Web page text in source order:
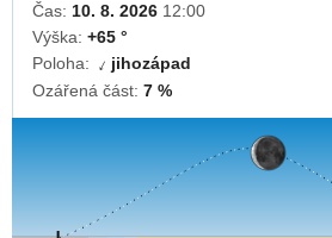
Čas: 10. 8. 2026 12:00
Výška: +65 °
Poloha: ↓ jihozápad
Ozářená část: 7 %